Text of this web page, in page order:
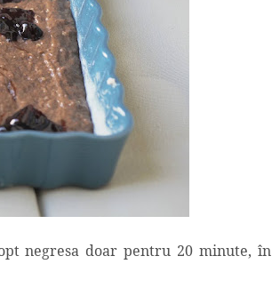
negresa doar pentru 20 minute, în